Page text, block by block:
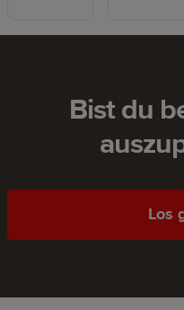
Bist du
Los